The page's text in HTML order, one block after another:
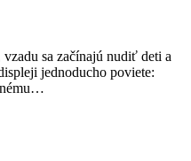
vzadu sa začínajú nudiť deti a
jednoducho poviete: